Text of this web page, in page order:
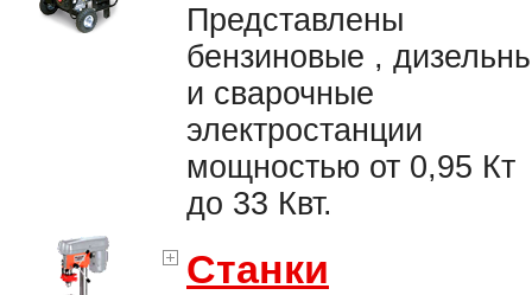
Представлены
бензиновые ,
и сварочные
электростанции
мощностью от 0,95 Кт
до 33 Квт.
Станки